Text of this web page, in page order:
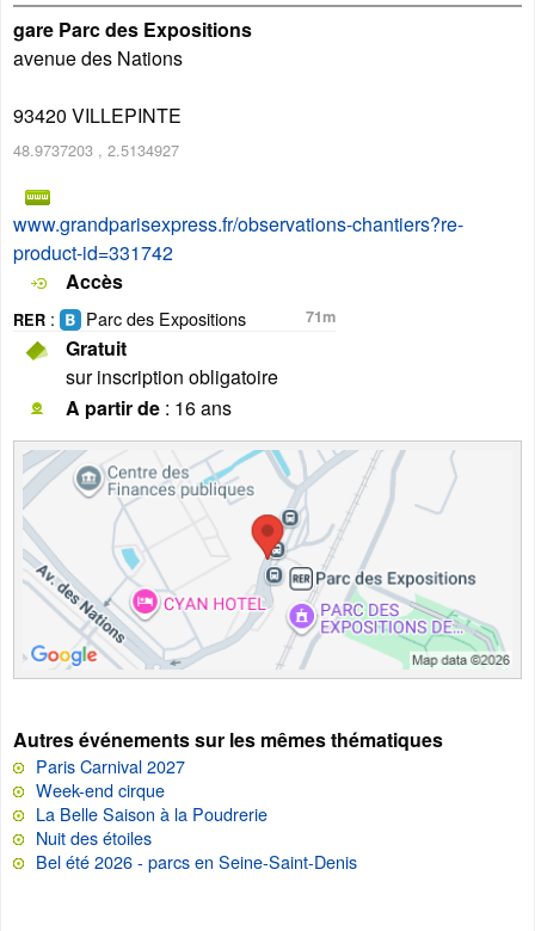
gare Parc des Expositions
avenue des Nations
93420 VILLEPINTE
48.9737203 , 2.5134927
www.grandparisexpress.fr/observations-chantiers?re-
product-id=331742
Accès
RER : Parc des Expositions 71m
Gratuit
sur inscription obligatoire
A partir de : 16 ans
Autres événements sur les mêmes thématiques
Paris Carnival 2027
Week-end cirque
La Belle Saison à la Poudrerie
Nuit des étoiles
Bel été 2026 - parcs en Seine-Saint-Denis